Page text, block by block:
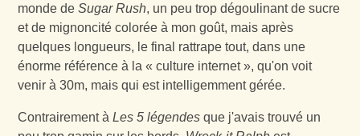
monde deSugar Rush, un peu trop dégoulinant de sucre
et de mignoncité colorée à mon goût, mais après
quelques longueurs, le final rattrape tout, dans une
énorme référence à la « culture internet », qu'on voit
venir à 30m, mais qui est intelligemment gérée.
Contrairement àLes 5 légendes que j'avais trouvé un